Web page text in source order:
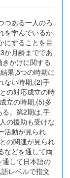
つある一人のろ
を学んでいるか,
にすることを目
か月齢までであ
かけに関する
果,5つの時期に
ない時期,(2)手
の対応成立の時
立の時期,(5)多
。第2期は,手
の援助も受けな
活動が見られ
の関連が見られ
などを通して両
して日本語の
レベルで指文